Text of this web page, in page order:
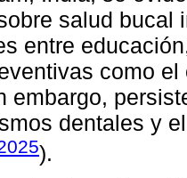
salud bucal
entre
como
embargo,
dentales y
).